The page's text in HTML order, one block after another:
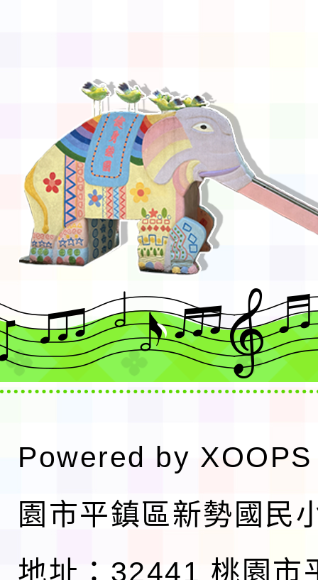
Powered by XOOPS
園市平鎮區新勢國民
地址：32441 桃園市